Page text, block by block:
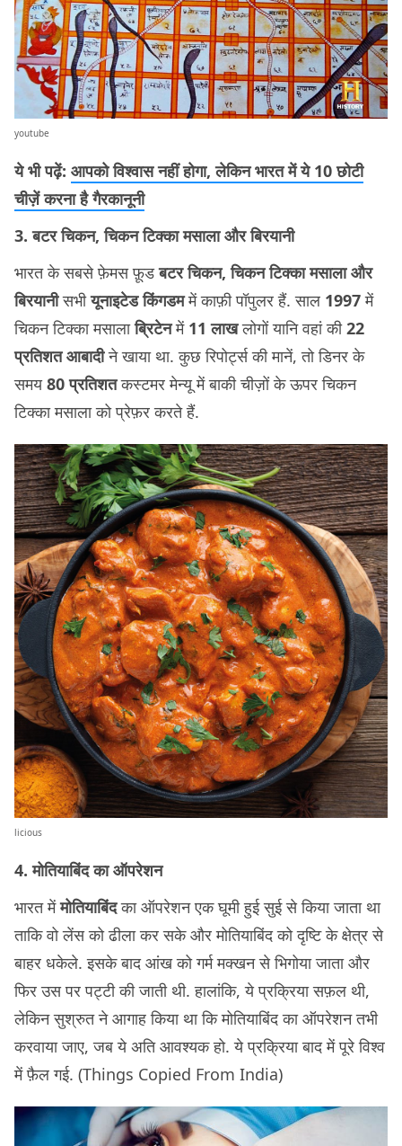
youtube
ये भी पढ़ें: आपको विश्वास नहीं होगा, लेकिन भारत में ये 10 छोटी
चीज़ें करना है गैरकानूनी
3. बटर चिकन, चिकन टिक्का मसाला और बिरयानी
भारत के सबसे फ़ेमस फ़ूडबटर चिकन, चिकन टिक्का मसाला और
बिरयानीसभीयूनाइटेड किंगडममें काफ़ी पॉपुलर हैं. साल 1997में
चिकन टिक्का मसालाब्रिटेनमें 11 लाखलोगों यानि वहां की22
प्रतिशत आबादीने खाया था. कुछ रिपोर्ट्स की मानें, तो डिनर के
समय80 प्रतिशतकस्टमर मेन्यू में बाकी चीज़ों के ऊपर चिकन
टिक्का मसाला को प्रेफ़र करते हैं.
licious
4. मोतियाबिंद का ऑपरेशन
भारत मेंमोतियाबिंदका ऑपरेशन एक घूमी हुई सुई से किया जाता था
ताकि वो लेंस को ढीला कर सके और मोतियाबिंद को दृष्टि के क्षेत्र से
बाहर धकेले. इसके बाद आंख को गर्म मक्खन से भिगोया जाता और
फिर उस पर पट्टी की जाती थी. हालांकि, ये प्रक्रिया सफ़ल थी,
लेकिन सुश्रुत ने आगाह किया था कि मोतियाबिंद का ऑपरेशन तभी
करवाया जाए, जब ये अति आवश्यक हो. ये प्रक्रिया बाद में पूरे विश्व
में फ़ैल गई. (Things Copied From India)